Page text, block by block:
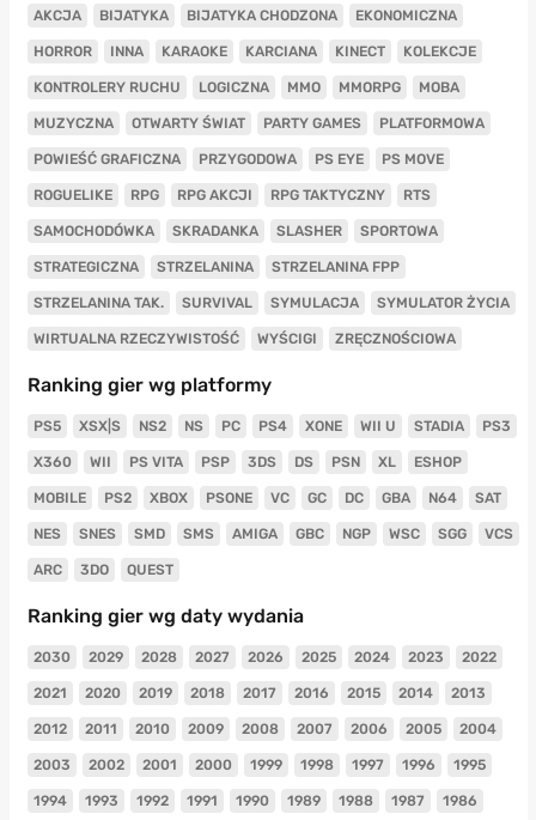
AKCJA BIJATYKA BIJATYKA CHODZONA EKONOMICZNA
HORROR INNA KARAOKE KARCIANA KINECT KOLEKCJE
KONTROLERY RUCHU LOGICZNA MMO MMORPG MOBA
MUZYCZNA OTWARTY ŚWIAT PARTY GAMES PLATFORMOWA
POWIEŚĆ GRAFICZNA PRZYGODOWA PS EYE PS MOVE
ROGUELIKE RPG RPG AKCJI RPG TAKTYCZNY RTS
SAMOCHODÓWKA SKRADANKA SLASHER SPORTOWA
STRATEGICZNA STRZELANINA STRZELANINA FPP
STRZELANINA TAK. SURVIVAL SYMULACJA SYMULATOR ŻYCIA
WIRTUALNA RZECZYWISTOŚĆ WYŚCIGI ZRĘCZNOŚCIOWA
Ranking gier wg platformy
PS5 XSX|S NS2 NS PC PS4 XONE WII U STADIA PS3
X360 WII PS VITA PSP 3DS DS PSN XL ESHOP
MOBILE PS2 XBOX PSONE VC GC DC GBA N64 SAT
NES SNES SMD SMS AMIGA GBC NGP WSC SGG VCS
ARC 3DO QUEST
Ranking gier wg daty wydania
2030 2029 2028 2027 2026 2025 2024 2023 2022
2021 2020 2019 2018 2017 2016 2015 2014 2013
2012 2011 2010 2009 2008 2007 2006 2005 2004
2003 2002 2001 2000 1999 1998 1997 1996 1995
1994 1993 1992 1991 1990 1989 1988 1987 1986